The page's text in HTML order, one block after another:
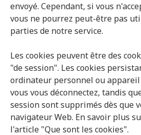
envoyé. Cependant, si vous
vous ne pourrez peut-être pas
parties de notre service.
Les cookies peuvent être des
"de session". Les cookies
ordinateur personnel ou
vous vous déconnectez, tandis
session sont supprimés dès que
navigateur Web. En savoir plus
l'article "Que sont les cookies".